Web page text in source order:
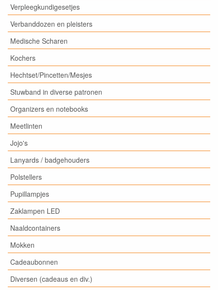
Verpleegkundigesetjes
Verbanddozen en pleisters
Medische Scharen
Kochers
Hechtset/Pincetten/Mesjes
Stuwband in diverse patronen
Organizers en notebooks
Meetlinten
Jojo's
Lanyards / badgehouders
Polstellers
Pupillampjes
Zaklampen LED
Naaldcontainers
Mokken
Cadeaubonnen
Diversen (cadeaus en div.)